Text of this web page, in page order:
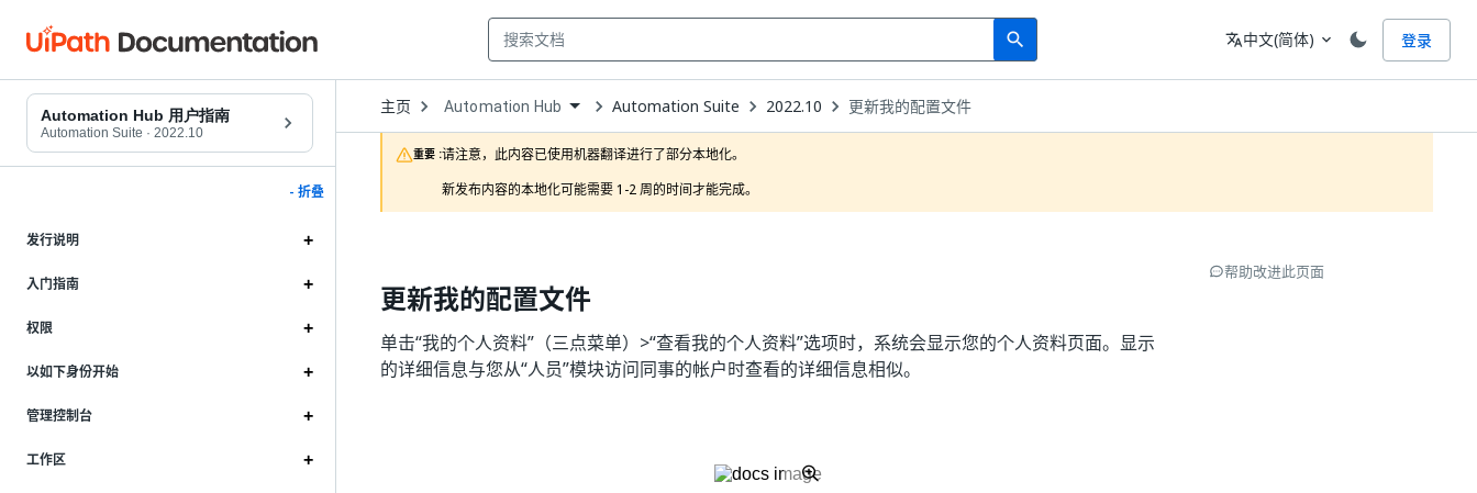
search
Search 语言
translate中文(简体) expand_more 登录
Automation Hub 用户指南
Automation Suite · 2022.10
- 折叠
发行说明
入门指南
权限
以如下身份开始
管理控制台
工作区
主页 Open
Dropdown
to
choose
product
Automation Hub Automation Suite 2022.10 更新我的配置文件
重要 :请注意，此内容已使用机器翻译进行了部分本地化。
新发布内容的本地化可能需要 1-2 周的时间才能完成。
更新我的配置文件
单击“我的个人资料”（三点菜单）>“查看我的个人资料”选项时，系统会显示您的个人资料页面。显示
的详细信息与您从“人员”模块访问同事的帐户时查看的详细信息相似。
帮助改进此页面